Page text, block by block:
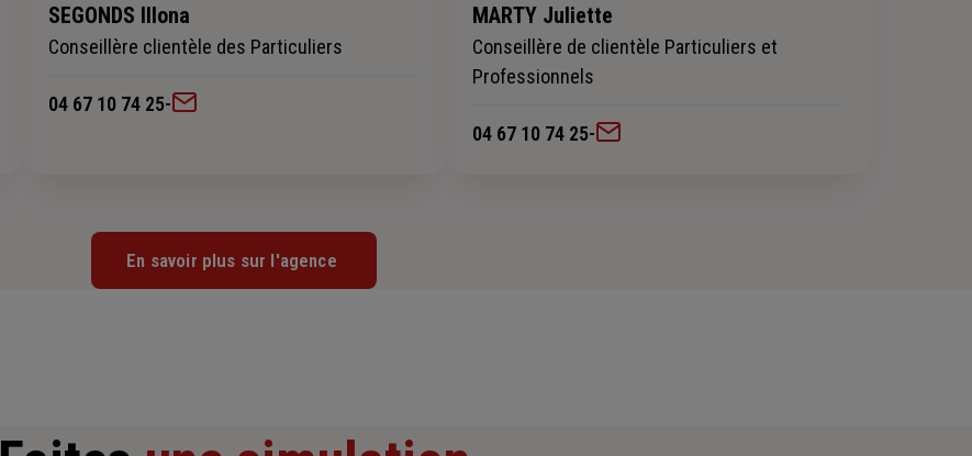
SEGONDS Illona
Conseillère clientèle des Particuliers
04 67 10 74 25-
MARTY Juliette
Conseillère de clientèle Particuliers et
Professionnels
04 67 10 74 25-
En savoir plus sur l'agence